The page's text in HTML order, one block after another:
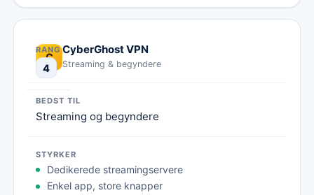
4
C
CyberGhost VPN
Streaming & begyndere
Streaming og begyndere
Dedikerede streamingservere
Enkel app, store knapper